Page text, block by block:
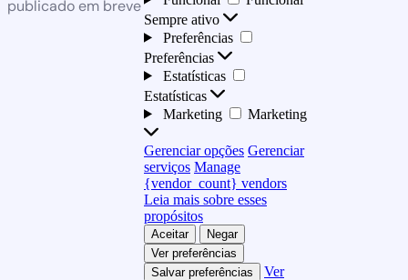
publicado em breve
Sempre ativo
Preferências
Preferências
Estatísticas
Estatísticas
Marketing
Marketing
Gerenciar opções Gerenciar
serviços Manage
{vendor_count} vendors
Leia mais sobre esses
propósitos
Aceitar
Negar
Ver preferências
Salvar preferências
Ver